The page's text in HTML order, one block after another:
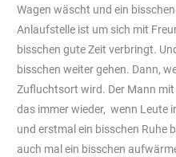
Wagen wäscht und ein
Anlaufstelle ist um sich mit
bisschen gute Zeit verbringt.
bisschen weiter gehen. Dann,
Zufluchtsort wird. Der Mann
das immer wieder, wenn Leute
und erstmal ein bisschen Ruhe
auch mal ein bisschen